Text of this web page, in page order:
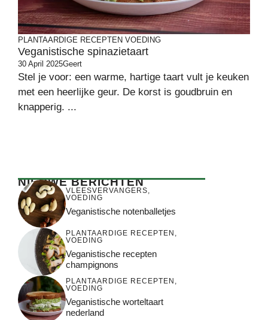
PLANTAARDIGE RECEPTEN VOEDING
Veganistische spinazietaart
30 April 2025Geert
Stel je voor: een warme, hartige taart vult je keuken
met een heerlijke geur. De korst is goudbruin en
knapperig. ...
NIEUWE BERICHTEN
VLEESVERVANGERS,
VOEDING
Veganistische notenballetjes
PLANTAARDIGE RECEPTEN ,
VOEDING
Veganistische recepten
champignons
PLANTAARDIGE RECEPTEN ,
VOEDING
Veganistische worteltaart
nederland